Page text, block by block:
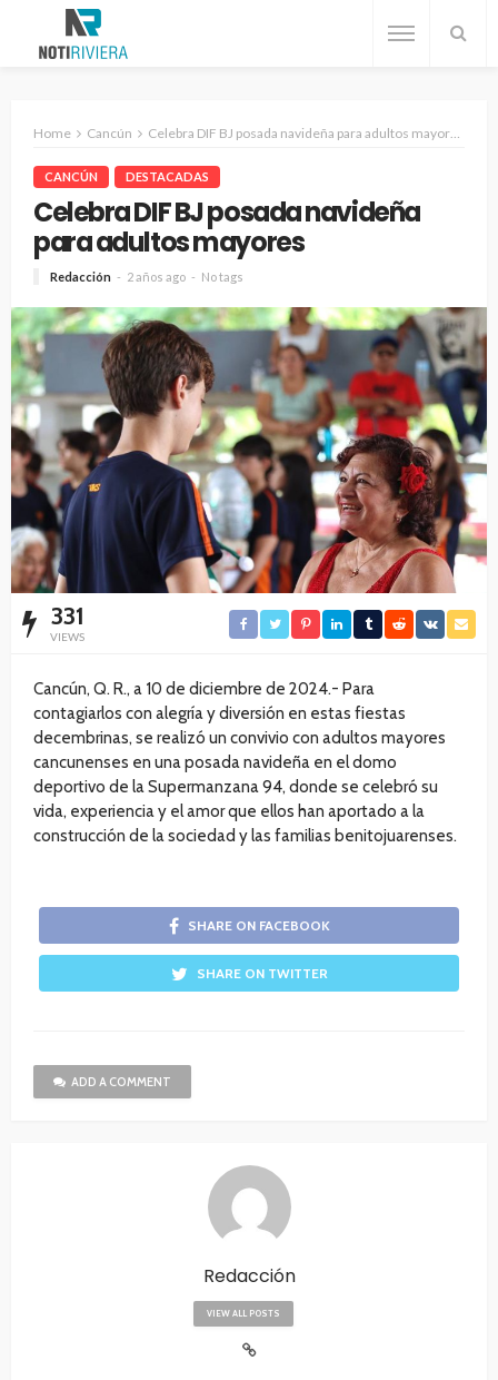
Home Cancún Celebra DIF BJ posada navideña para adultos mayores
CANCÚN DESTACADAS
Celebra DIF BJ posada navideña
para adultos mayores
Redacción 2 años ago No tags
331
VIEWS
Cancún, Q. R., a 10 de diciembre de 2024.- Para
contagiarlos con alegría y diversión en estas fiestas
decembrinas, se realizó un convivio con adultos mayores
cancunenses en una posada navideña en el domo
deportivo de la Supermanzana 94, donde se celebró su
vida, experiencia y el amor que ellos han aportado a la
construcción de la sociedad y las familias benitojuarenses.
SHARE ON FACEBOOK
SHARE ON TWITTER
ADD A COMMENT
Redacción
VIEW ALL POSTS